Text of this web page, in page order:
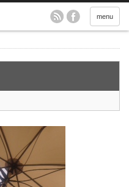
menu